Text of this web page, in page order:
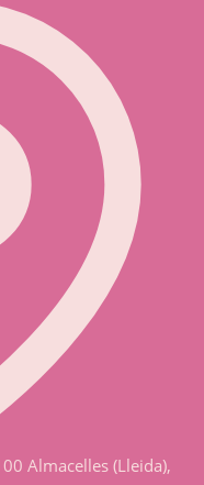
Almacelles (Lleida),